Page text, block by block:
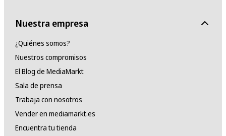
Nuestra empresa
¿Quiénes somos?
Nuestros compromisos
El Blog de MediaMarkt
Sala de prensa
Trabaja con nosotros
Vender en mediamarkt.es
Encuentra tu tienda